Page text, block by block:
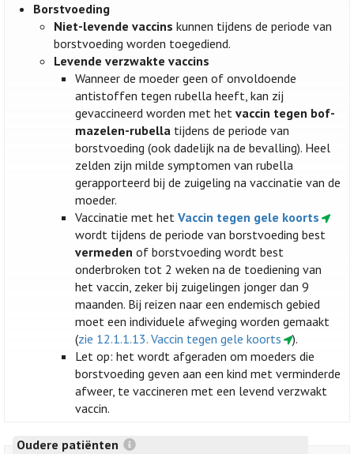
Borstvoeding
Niet-levende vaccins kunnen tijdens de periode van
borstvoeding worden toegediend.
Levende verzwakte vaccins
Wanneer de moeder geen of onvoldoende
antistoffen tegen rubella heeft, kan zij
gevaccineerd worden met het vaccin tegen bof-
mazelen-rubellatijdens de periode van
borstvoeding (ook dadelijk na de bevalling). Heel
zelden zijn milde symptomen van rubella
gerapporteerd bij de zuigeling na vaccinatie van de
moeder.
Vaccinatie met het Vaccin tegen gele koorts
wordt tijdens de periode van borstvoeding best
vermeden of borstvoeding wordt best
onderbroken tot 2 weken na de toediening van
het vaccin, zeker bij zuigelingen jonger dan 9
maanden. Bij reizen naar een endemisch gebied
moet een individuele afweging worden gemaakt
(zie 12.1.1.13. Vaccin tegen gele koorts
).
Let op: het wordt afgeraden om moeders die
borstvoeding geven aan een kind met verminderde
afweer, te vaccineren met een levend verzwakt
vaccin.
Oudere patiënten